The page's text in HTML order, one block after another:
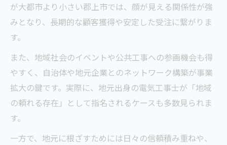
が大都市より小さい郡上市では、顔が見える関係性が強
みとなり、長期的な顧客獲得や安定した受注に繋がりま
す。
また、地域社会のイベントや公共工事への参画機会も得
やすく、自治体や地元企業とのネットワーク構築が事業
拡大の鍵です。実際に、地元出身の電気工事士が「地域
の頼れる存在」として指名されるケースも多数見られま
す。
一方で、地元に根ざすためには日々の信頼積み重ねや、